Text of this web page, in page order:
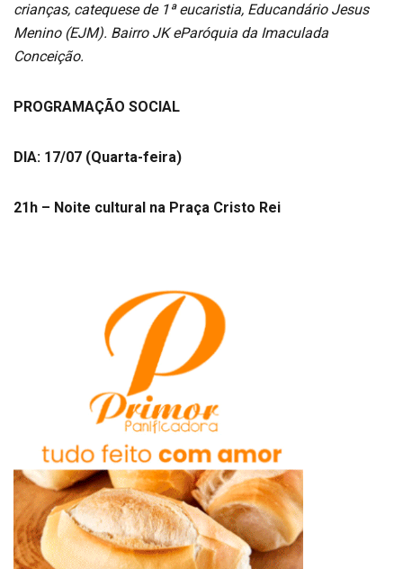
crianças, catequese de 1ª eucaristia, Educandário Jesus
Menino (EJM). Bairro JK eParóquia da Imaculada
Conceição.
PROGRAMAÇÃO SOCIAL
DIA: 17/07 (Quarta-feira)
21h – Noite cultural na Praça Cristo Rei